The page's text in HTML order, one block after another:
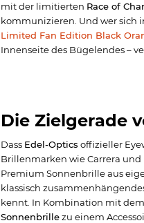
mit der limitierten Race of
kommunizieren. Und wer sich
Limited Fan Edition Black
Innenseite des Bügelendes –
Die Zielgerade
Dass Edel-Optics offizieller
Brillenmarken wie Carrera und
Premium Sonnenbrille aus
klassisch
kennt. In Kombination mit
Sonnenbrillezu einem